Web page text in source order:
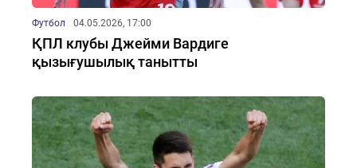
Футбол 04.05.2026, 17:00
ҚПЛ клубы Джейми Вардиге
қызығушылық танытты